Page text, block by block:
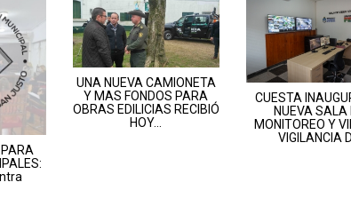
UNA NUEVA CAMIONETA
Y MAS FONDOS PARA
OBRAS EDILICIAS RECIBIÓ
HOY...
CUESTA
NUEVA SALA
MONITOREO Y
VIGILANCIA